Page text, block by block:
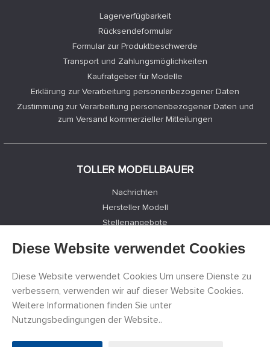
Lagerverfügbarkeit
Rücksendeformular
Formular zur Produktbeschwerde
Transport und Zahlungsmöglichkeiten
Kaufratgeber für Modelle
Erklärung zur Verarbeitung personenbezogener Daten
Zustimmung zur Verarbeitung personenbezogener Daten und
zum Versand kommerzieller Mitteilungen
TOLLER MODELLBAUER
Nachrichten
Hersteller Modell
Stellenangebote
Registrierung
Cookies Einstellungen
©PECKA MODELÁŘ s.r.o.
Diese Website verwendet Cookies
Diese Website verwendet Cookies Um unsere Dienste zu
verbessern, verwenden wir auf dieser Website Cookies.
Weitere Informationen finden Sie unter
Nutzungsbedingungen der Website..